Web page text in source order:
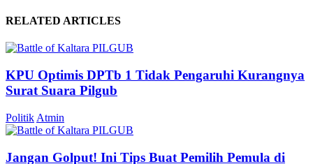
RELATED ARTICLES
KPU Optimis DPTb 1 Tidak Pengaruhi Kurangnya
Surat Suara Pilgub
Politik Atmin
Jangan Golput! Ini Tips Buat Pemilih Pemula di